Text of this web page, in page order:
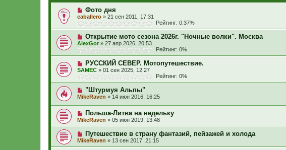
Фото дня
caballero » 21 сен 2011, 17:31
Рейтинг: 0.37%
Открытие мото сезона 2026г. "Ночные волки". Москва
AlexGor » 27 апр 2026, 20:53
Рейтинг: 0%
РУССКИЙ СЕВЕР. Мотопутешествие.
SAMEC » 01 сен 2025, 12:27
Рейтинг: 0%
"Штурмуя Альпы"
MikeRaven » 14 июн 2016, 16:25
Польша-Литва на недельку
MikeRaven » 05 июн 2019, 13:48
Путешествие в страну фантазий, пейзажей и холода
MikeRaven » 13 сен 2017, 21:15